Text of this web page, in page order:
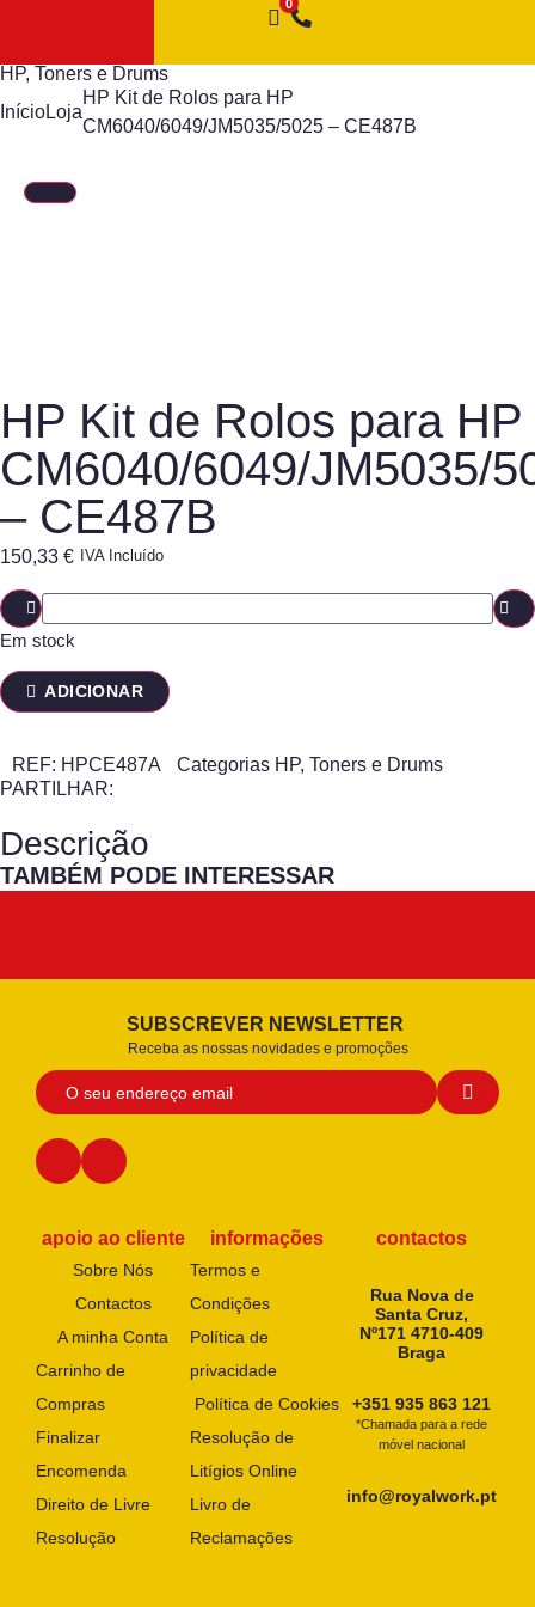
HP, Toners e Drums
InícioLoja
HP Kit de Rolos para HP
CM6040/6049/JM5035/5025 – CE487B
HP Kit de Rolos para HP
CM6040/6049/JM5035/
– CE487B
150,33 € IVA Incluído
Em stock
ADICIONAR
REF: HPCE487A Categorias HP, Toners e Drums
PARTILHAR:
Descrição
TAMBÉM PODE INTERESSAR
SUBSCREVER NEWSLETTER
Receba as nossas novidades e promoções
apoio ao cliente
Sobre Nós
Contactos
A minha Conta
Carrinho de
Compras
Finalizar
Encomenda
Direito de Livre
Resolução
informações
Termos e
Condições
Política de
privacidade
Política de Cookies
Resolução de
Litígios Online
Livro de
Reclamações
contactos
Rua Nova de
Santa Cruz,
Nº171 4710-409
Braga
+351 935 863 121
*Chamada para a rede
móvel nacional
info@royalwork.pt